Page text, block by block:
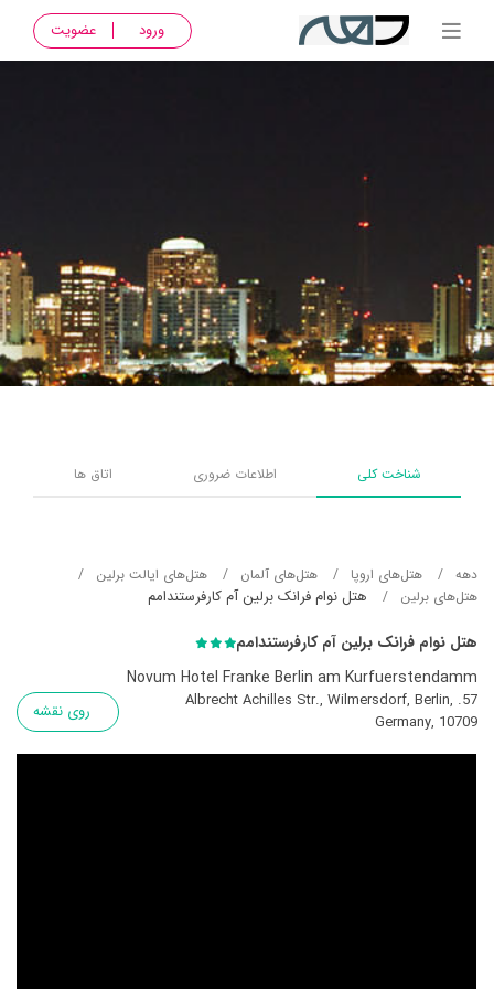
ورود عضویت
شناخت کلی اطلاعات ضروری اتاق ها
دهه هتل‌های اروپا هتل‌های آلمان
هتل‌های ایالت برلین
هتل‌های برلین
هتل نوام فرانک برلین آم کارفرستندامم
هتل نوام فرانک برلین آم کارفرستندامم
Novum Hotel Franke Berlin am Kurfuerstendamm
57. Albrecht Achilles Str., Wilmersdorf, Berlin,
Germany, 10709
روی نقشه